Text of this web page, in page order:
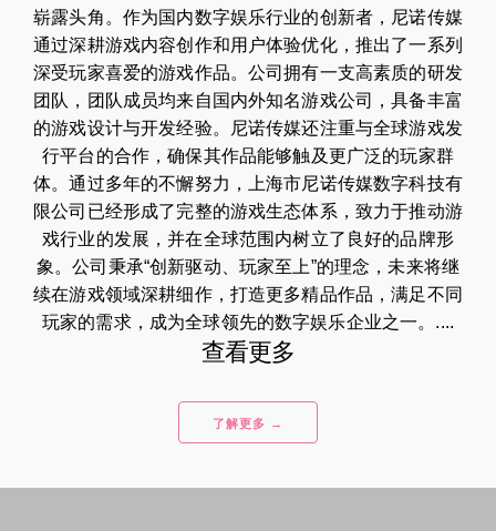
崭露头角。作为国内数字娱乐行业的创新者，尼诺传媒
通过深耕游戏内容创作和用户体验优化，推出了一系列
深受玩家喜爱的游戏作品。公司拥有一支高素质的研发
团队，团队成员均来自国内外知名游戏公司，具备丰富
的游戏设计与开发经验。尼诺传媒还注重与全球游戏发
行平台的合作，确保其作品能够触及更广泛的玩家群
体。通过多年的不懈努力，上海市尼诺传媒数字科技有
限公司已经形成了完整的游戏生态体系，致力于推动游
戏行业的发展，并在全球范围内树立了良好的品牌形
象。公司秉承“创新驱动、玩家至上”的理念，未来将继
续在游戏领域深耕细作，打造更多精品作品，满足不同
玩家的需求，成为全球领先的数字娱乐企业之一。....
查看更多
了解更多 →